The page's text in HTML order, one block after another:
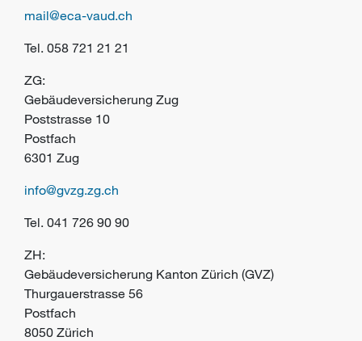
mail@eca-vaud.ch
Tel. 058 721 21 21
ZG:
Gebäudeversicherung Zug
Poststrasse 10
Postfach
6301 Zug
info@gvzg.zg.ch
Tel. 041 726 90 90
ZH:
Gebäudeversicherung Kanton Zürich (GVZ)
Thurgauerstrasse 56
Postfach
8050 Zürich